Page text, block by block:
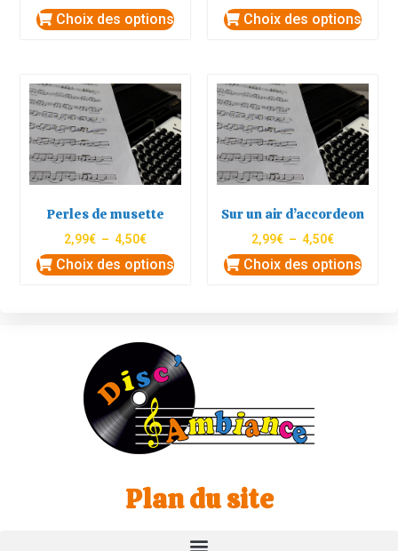
Choix des options Choix des options
Perles de musette
2,99€ – 4,50€
Choix des options
Sur un air d’accordeon
2,99€ – 4,50€
Choix des options
Plan du site